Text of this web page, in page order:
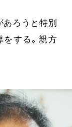
ろうと特別
をする。親方